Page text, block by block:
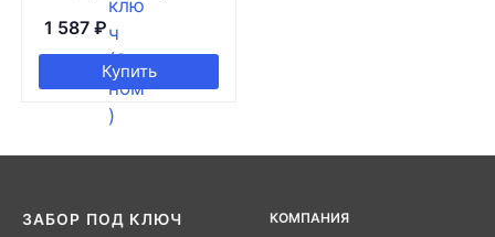
1 587 ₽
Купить
ЗАБОР ПОД КЛЮЧ КОМПАНИЯ